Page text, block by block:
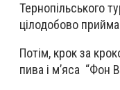
Тернопільського
цілодобово
Потім, крок за
пива і м’яса “Фон